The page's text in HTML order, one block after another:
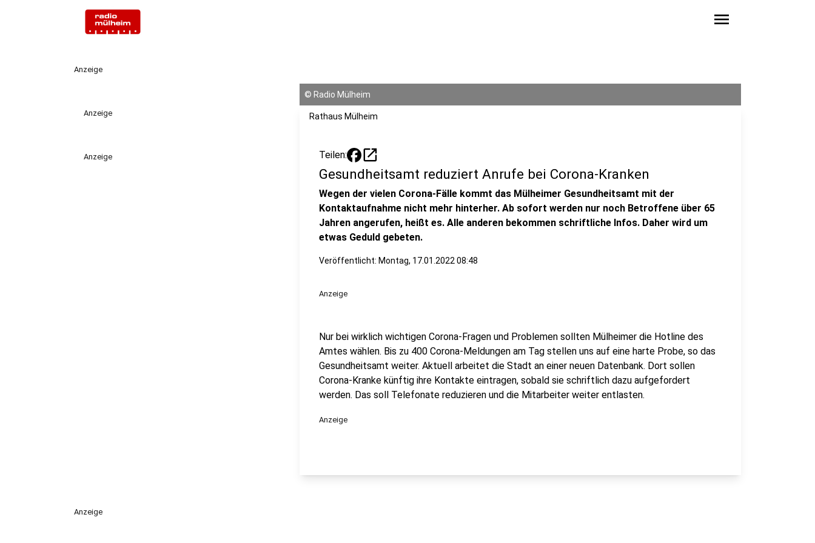
menu
Anzeige
Anzeige
Anzeige
© Radio Mülheim
Rathaus Mülheim
Teilen: open_in_new
Gesundheitsamt reduziert Anrufe bei Corona-Kranken
Wegen der vielen Corona-Fälle kommt das Mülheimer Gesundheitsamt mit der
Kontaktaufnahme nicht mehr hinterher. Ab sofort werden nur noch Betroffene über 65
Jahren angerufen, heißt es. Alle anderen bekommen schriftliche Infos. Daher wird um
etwas Geduld gebeten.
Veröffentlicht: Montag, 17.01.2022 08:48
Anzeige
Nur bei wirklich wichtigen Corona-Fragen und Problemen sollten Mülheimer die Hotline des
Amtes wählen. Bis zu 400 Corona-Meldungen am Tag stellen uns auf eine harte Probe, so das
Gesundheitsamt weiter. Aktuell arbeitet die Stadt an einer neuen Datenbank. Dort sollen
Corona-Kranke künftig ihre Kontakte eintragen, sobald sie schriftlich dazu aufgefordert
werden. Das soll Telefonate reduzieren und die Mitarbeiter weiter entlasten.
Anzeige
Anzeige